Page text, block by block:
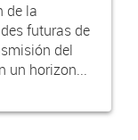
de la
futuras de
del
un horizon...